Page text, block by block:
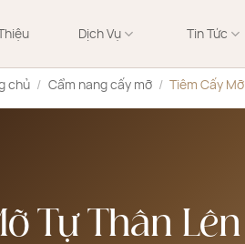
Dịch Vụ Tin Tức
chủ / Cẩm nang cấy mỡ / Tiêm Cấy
Tự Thân